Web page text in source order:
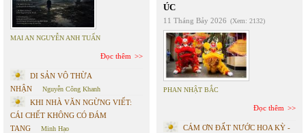
MAI AN NGUYỄN ANH TUẤN
Đọc thêm
DI SẢN VÔ THỪA
NHẬN
Nguyễn Công Khanh
KHI NHÀ VĂN NGỪNG VIẾT:
CÁI CHẾT KHÔNG CÓ ĐÁM
TANG
Minh Hạo
ÚC
11 Tháng Bảy 2026 (Xem: 2132)
PHAN NHẬT BẮC
Đọc thêm
CÁM ƠN ĐẤT NƯỚC HOA KỲ -